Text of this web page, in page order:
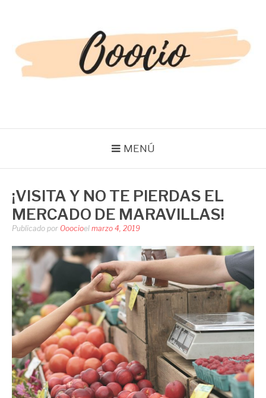
MENÚ
¡VISITA Y NO TE PIERDAS EL
MERCADO DE MARAVILLAS!
Publicado por Ooocioel marzo 4, 2019